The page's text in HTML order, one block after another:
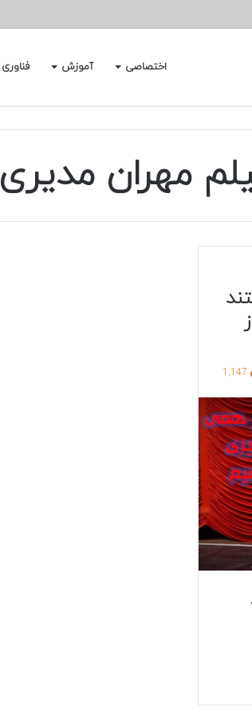
اختصاصی آموزش فناوری
مهران مدیری
1,147